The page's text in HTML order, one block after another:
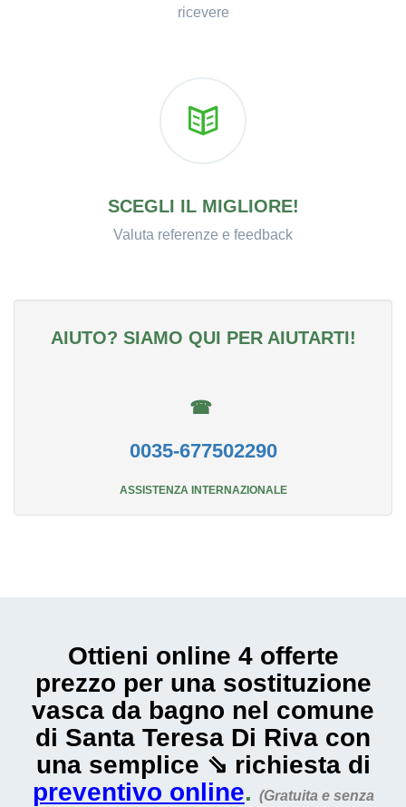
ricevere
SCEGLI IL MIGLIORE!
Valuta referenze e feedback
AIUTO? SIAMO QUI PER AIUTARTI!
☎
0035-677502290
ASSISTENZA INTERNAZIONALE
Ottieni online 4 offerte
prezzo per una sostituzione
vasca da bagno nel comune
di Santa Teresa Di Riva con
una semplice ⇘ richiesta di
preventivo online. (Gratuita e senza